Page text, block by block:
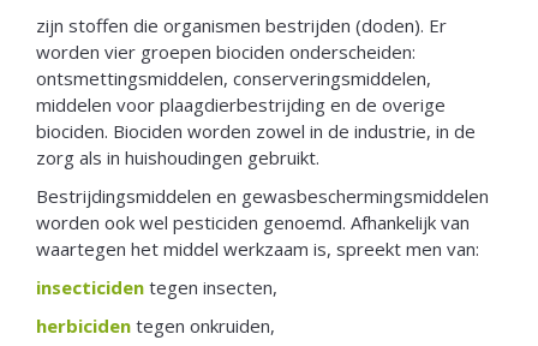
zijn stoffen die organismen bestrijden (doden). Er
worden vier groepen biociden onderscheiden:
ontsmettingsmiddelen, conserveringsmiddelen,
middelen voor plaagdierbestrijding en de overige
biociden. Biociden worden zowel in de industrie, in de
zorg als in huishoudingen gebruikt.
Bestrijdingsmiddelen en gewasbeschermingsmiddelen
worden ook wel pesticiden genoemd. Afhankelijk van
waartegen het middel werkzaam is, spreekt men van:
insecticiden tegen insecten,
herbiciden tegen onkruiden,